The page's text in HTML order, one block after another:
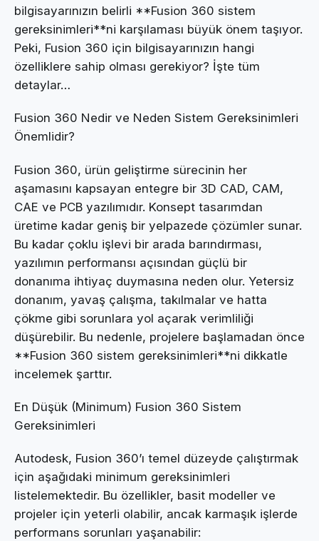
bilgisayarınızın belirli **Fusion 360 sistem
gereksinimleri**ni karşılaması büyük önem taşıyor.
Peki, Fusion 360 için bilgisayarınızın hangi
özelliklere sahip olması gerekiyor? İşte tüm
detaylar…
Fusion 360 Nedir ve Neden Sistem Gereksinimleri
Önemlidir?
Fusion 360, ürün geliştirme sürecinin her
aşamasını kapsayan entegre bir 3D CAD, CAM,
CAE ve PCB yazılımıdır. Konsept tasarımdan
üretime kadar geniş bir yelpazede çözümler sunar.
Bu kadar çoklu işlevi bir arada barındırması,
yazılımın performansı açısından güçlü bir
donanıma ihtiyaç duymasına neden olur. Yetersiz
donanım, yavaş çalışma, takılmalar ve hatta
çökme gibi sorunlara yol açarak verimliliği
düşürebilir. Bu nedenle, projelere başlamadan önce
**Fusion 360 sistem gereksinimleri**ni dikkatle
incelemek şarttır.
En Düşük (Minimum) Fusion 360 Sistem
Gereksinimleri
Autodesk, Fusion 360’ı temel düzeyde çalıştırmak
için aşağıdaki minimum gereksinimleri
listelemektedir. Bu özellikler, basit modeller ve
projeler için yeterli olabilir, ancak karmaşık işlerde
performans sorunları yaşanabilir: